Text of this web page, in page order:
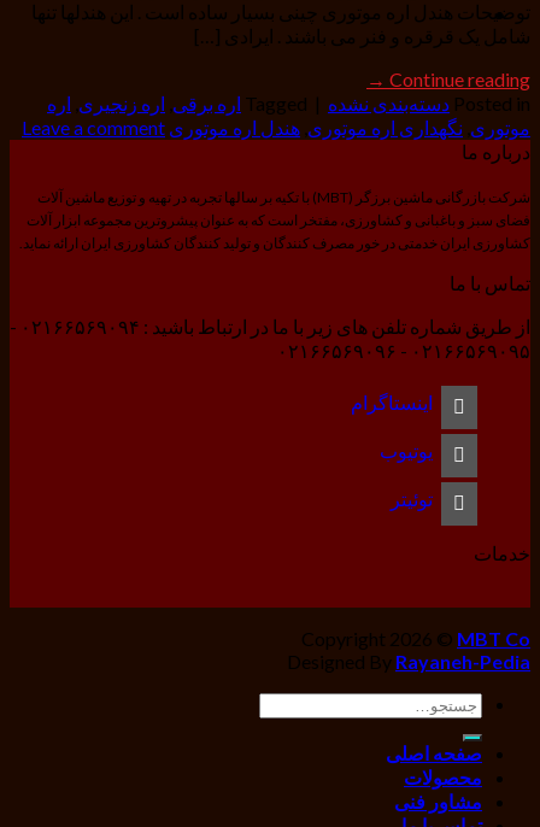
توضیحات هندل اره موتوری چینی بسیار ساده است . این هندلها تنها
شامل یک قرقره و فنر می باشند . ایرادی […]
Continue reading
→
Posted in دسته‌بندی نشده |
Tagged اره برقی اره زنجیری اره
موتوری نگهداری اره موتوری هندل اره موتوری Leave a comment
درباره ما
شرکت بازرگانی ماشین برزگر (MBT) با تکیه بر سالها تجربه در تهیه و توزیع ماشین آلات
فضای سبز و باغبانی و کشاورزی، مفتخر است که به عنوان پیشروترین مجموعه ابزار آلات
کشاورزی ایران خدمتی در خور مصرف کنندگان و تولید کنندگان کشاورزی ایران ارائه نماید.
تماس با ما
از طریق شماره تلفن های زیر با ما در ارتباط باشید : ۰۲۱۶۶۵۶۹۰۹۴ -
۰۲۱۶۶۵۶۹۰۹۵ - ۰۲۱۶۶۵۶۹۰۹۶
اینستاگرام
یوتیوب
توئیتر
خدمات
Copyright 2026 © MBT Co
Designed By Rayaneh-Pedia
جستجو
صفحه اصلی
محصولات
مشاور فنی